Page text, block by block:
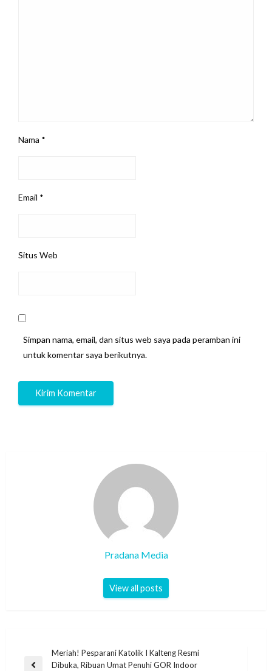
Nama *
Email *
Situs Web
Simpan nama, email, dan situs web saya pada peramban ini
untuk komentar saya berikutnya.
Pradana Media
View all posts
Meriah! Pesparani Katolik I Kalteng Resmi
Dibuka, Ribuan Umat Penuhi GOR Indoor